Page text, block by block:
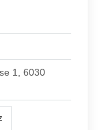
1, 6030